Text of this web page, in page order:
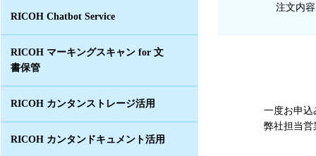
RICOH Chatbot Service
RICOH マーキングスキャン for 文
書保管
RICOH カンタンストレージ活用
RICOH カンタンドキュメント活用
注文内
一度お申
弊社担当